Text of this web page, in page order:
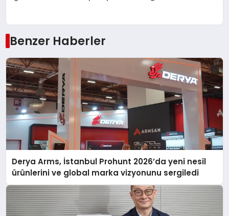
Benzer Haberler
Derya Arms, İstanbul Prohunt 2026’da yeni nesil
ürünlerini ve global marka vizyonunu sergiledi